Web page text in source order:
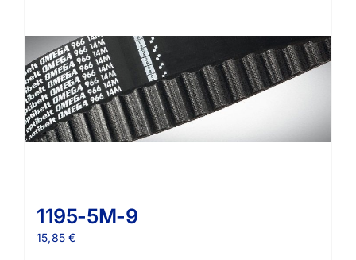
1195-5M-9
15,85€